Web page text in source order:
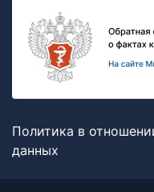
Политика в
данных